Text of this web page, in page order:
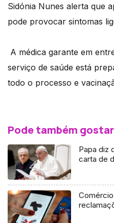
Sidónia Nunes alerta que
pode provocar sintomas
A médica garante em
serviço de saúde está
todo o processo e
Pode também gostar
Papa diz
carta de